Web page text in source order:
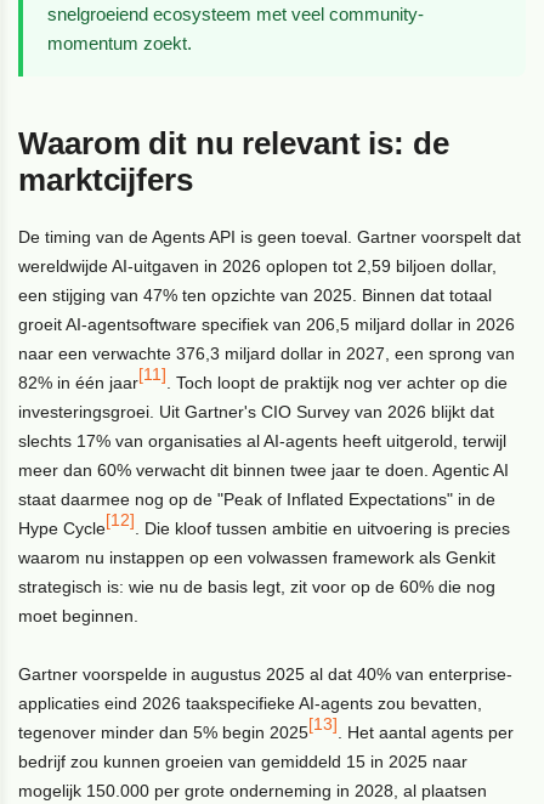
snelgroeiend ecosysteem met veel community-
momentum zoekt.
Waarom dit nu relevant is: de
marktcijfers
De timing van de Agents API is geen toeval. Gartner voorspelt dat
wereldwijde AI-uitgaven in 2026 oplopen tot 2,59 biljoen dollar,
een stijging van 47% ten opzichte van 2025. Binnen dat totaal
groeit AI-agentsoftware specifiek van 206,5 miljard dollar in 2026
naar een verwachte 376,3 miljard dollar in 2027, een sprong van
82% in één jaar[11] . Toch loopt de praktijk nog ver achter op die
investeringsgroei. Uit Gartner's CIO Survey van 2026 blijkt dat
slechts 17% van organisaties al AI-agents heeft uitgerold, terwijl
meer dan 60% verwacht dit binnen twee jaar te doen. Agentic AI
staat daarmee nog op de "Peak of Inflated Expectations" in de
Hype Cycle[12] . Die kloof tussen ambitie en uitvoering is precies
waarom nu instappen op een volwassen framework als Genkit
strategisch is: wie nu de basis legt, zit voor op de 60% die nog
moet beginnen.
Gartner voorspelde in augustus 2025 al dat 40% van enterprise-
applicaties eind 2026 taakspecifieke AI-agents zou bevatten,
tegenover minder dan 5% begin 2025[13] . Het aantal agents per
bedrijf zou kunnen groeien van gemiddeld 15 in 2025 naar
mogelijk 150.000 per grote onderneming in 2028, al plaatsen